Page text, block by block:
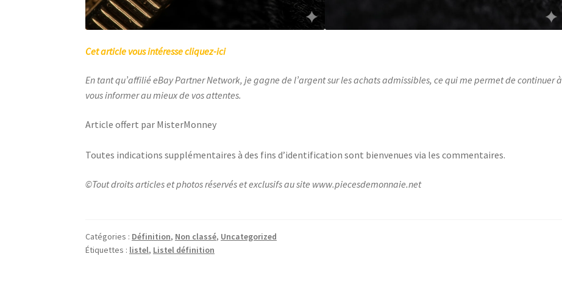
Cet article vous intéresse cliquez-ici
En tant qu’affilié eBay Partner Network, je gagne de l’argent sur les achats admissibles, ce qui me permet de continuer à
vous informer au mieux de vos attentes.
Article offert par MisterMonney
Toutes indications supplémentaires à des fins d’identification sont bienvenues via les commentaires.
©Tout droits articles et photos réservés et exclusifs au site www.piecesdemonnaie.net
Catégories : Définition, Non classé, Uncategorized
Étiquettes : listel, Listel définition